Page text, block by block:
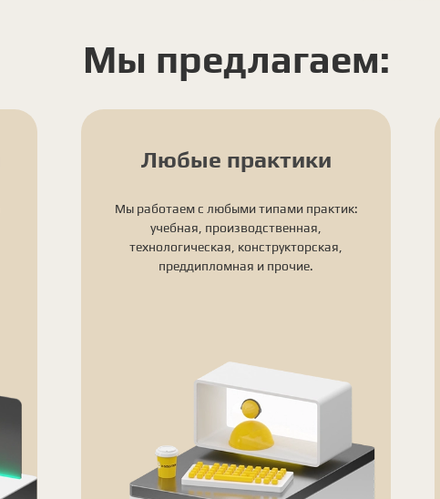
Мы предлагаем:
Любые практики
Мы работаем с любыми типами практик:
учебная, производственная,
технологическая, конструкторская,
преддипломная и прочие.